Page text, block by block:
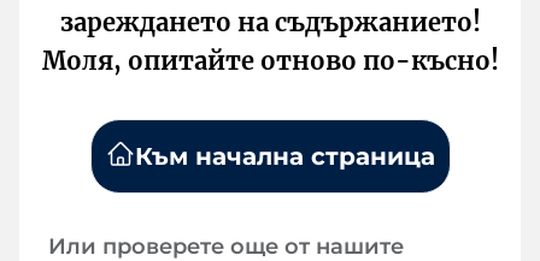
зареждането на съдържанието!
Моля, опитайте отново по-късно!
Към начална страница
Или проверете още от нашите